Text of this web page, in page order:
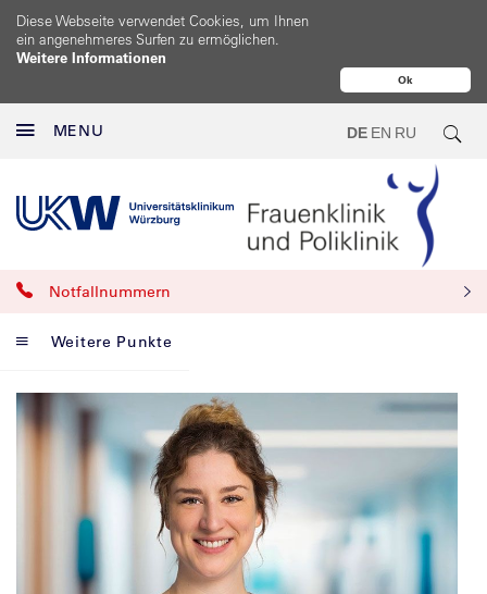
Ok
Diese Webseite verwendet Cookies, um Ihnen
ein angenehmeres Surfen zu ermöglichen.
Weitere Informationen
MENU DE EN RU
Notfallnummern
Weitere Punkte